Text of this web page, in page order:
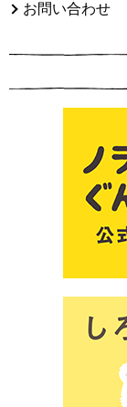
お問い合わせ